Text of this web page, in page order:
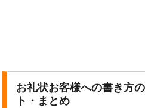
お礼状お客様への書き方
ト・まとめ